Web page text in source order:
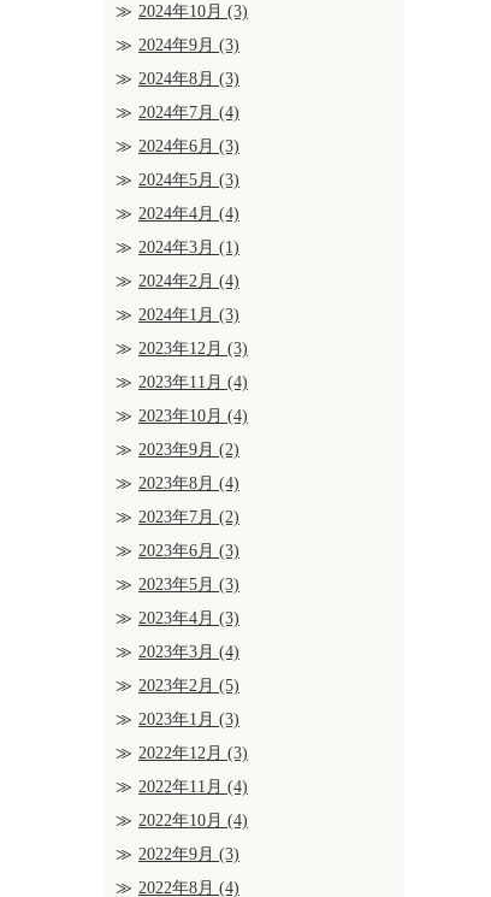
2024年10月 (3)
2024年9月 (3)
2024年8月 (3)
2024年7月 (4)
2024年6月 (3)
2024年5月 (3)
2024年4月 (4)
2024年3月 (1)
2024年2月 (4)
2024年1月 (3)
2023年12月 (3)
2023年11月 (4)
2023年10月 (4)
2023年9月 (2)
2023年8月 (4)
2023年7月 (2)
2023年6月 (3)
2023年5月 (3)
2023年4月 (3)
2023年3月 (4)
2023年2月 (5)
2023年1月 (3)
2022年12月 (3)
2022年11月 (4)
2022年10月 (4)
2022年9月 (3)
2022年8月 (4)